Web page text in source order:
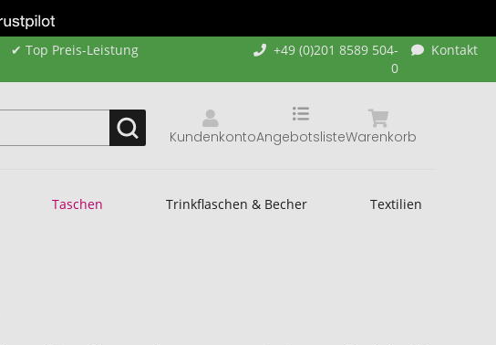
✔ Top Preis-Leistung
+49 (0)201 8589 504-
0
Kontakt
Kundenkonto Warenkorb
Angebotsliste
Taschen Trinkflaschen & Becher Textilien